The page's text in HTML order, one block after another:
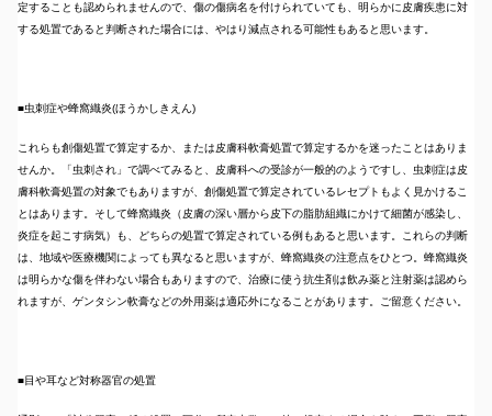
定することも認められませんので、傷の傷病名を付けられていても、明らかに皮膚疾患に対
する処置であると判断された場合には、やはり減点される可能性もあると思います。
■虫刺症や蜂窩織炎(ほうかしきえん)
これらも創傷処置で算定するか、または皮膚科軟膏処置で算定するかを迷ったことはありま
せんか。「虫刺され」で調べてみると、皮膚科への受診が一般的のようですし、虫刺症は皮
膚科軟膏処置の対象でもありますが、創傷処置で算定されているレセプトもよく見かけるこ
とはあります。そして蜂窩織炎（皮膚の深い層から皮下の脂肪組織にかけて細菌が感染し、
炎症を起こす病気）も、どちらの処置で算定されている例もあると思います。これらの判断
は、地域や医療機関によっても異なると思いますが、蜂窩織炎の注意点をひとつ。蜂窩織炎
は明らかな傷を伴わない場合もありますので、治療に使う抗生剤は飲み薬と注射薬は認めら
れますが、ゲンタシン軟膏などの外用薬は適応外になることがあります。ご留意ください。
■目や耳など対称器官の処置